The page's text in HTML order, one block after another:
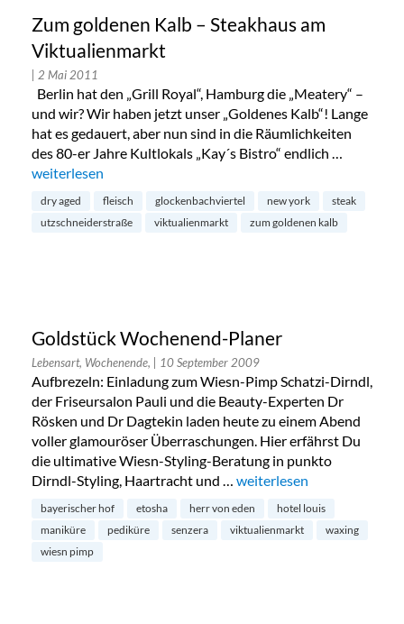
Zum goldenen Kalb – Steakhaus am
Viktualienmarkt
| 2 Mai 2011
Berlin hat den „Grill Royal“, Hamburg die „Meatery“ –
und wir? Wir haben jetzt unser „Goldenes Kalb“! Lange
hat es gedauert, aber nun sind in die Räumlichkeiten
des 80-er Jahre Kultlokals „Kay´s Bistro“ endlich …
„Zum goldenen Kalb – Steakhaus am Viktualienmarkt“
weiterlesen
dry aged fleisch glockenbachviertel new york
steak
utzschneiderstraße
viktualienmarkt zum goldenen kalb
Goldstück Wochenend-Planer
Lebensart, Wochenende, | 10 September 2009
Aufbrezeln: Einladung zum Wiesn-Pimp Schatzi-Dirndl,
der Friseursalon Pauli und die Beauty-Experten Dr
Rösken und Dr Dagtekin laden heute zu einem Abend
voller glamouröser Überraschungen. Hier erfährst Du
die ultimative Wiesn-Styling-Beratung in punkto
Dirndl-Styling, Haartracht und … „Goldstück Wochenend-
weiterlesen
bayerischer hof etosha herr von eden
hotel louis
maniküre
pediküre senzera viktualienmarkt
waxing
wiesn pimp